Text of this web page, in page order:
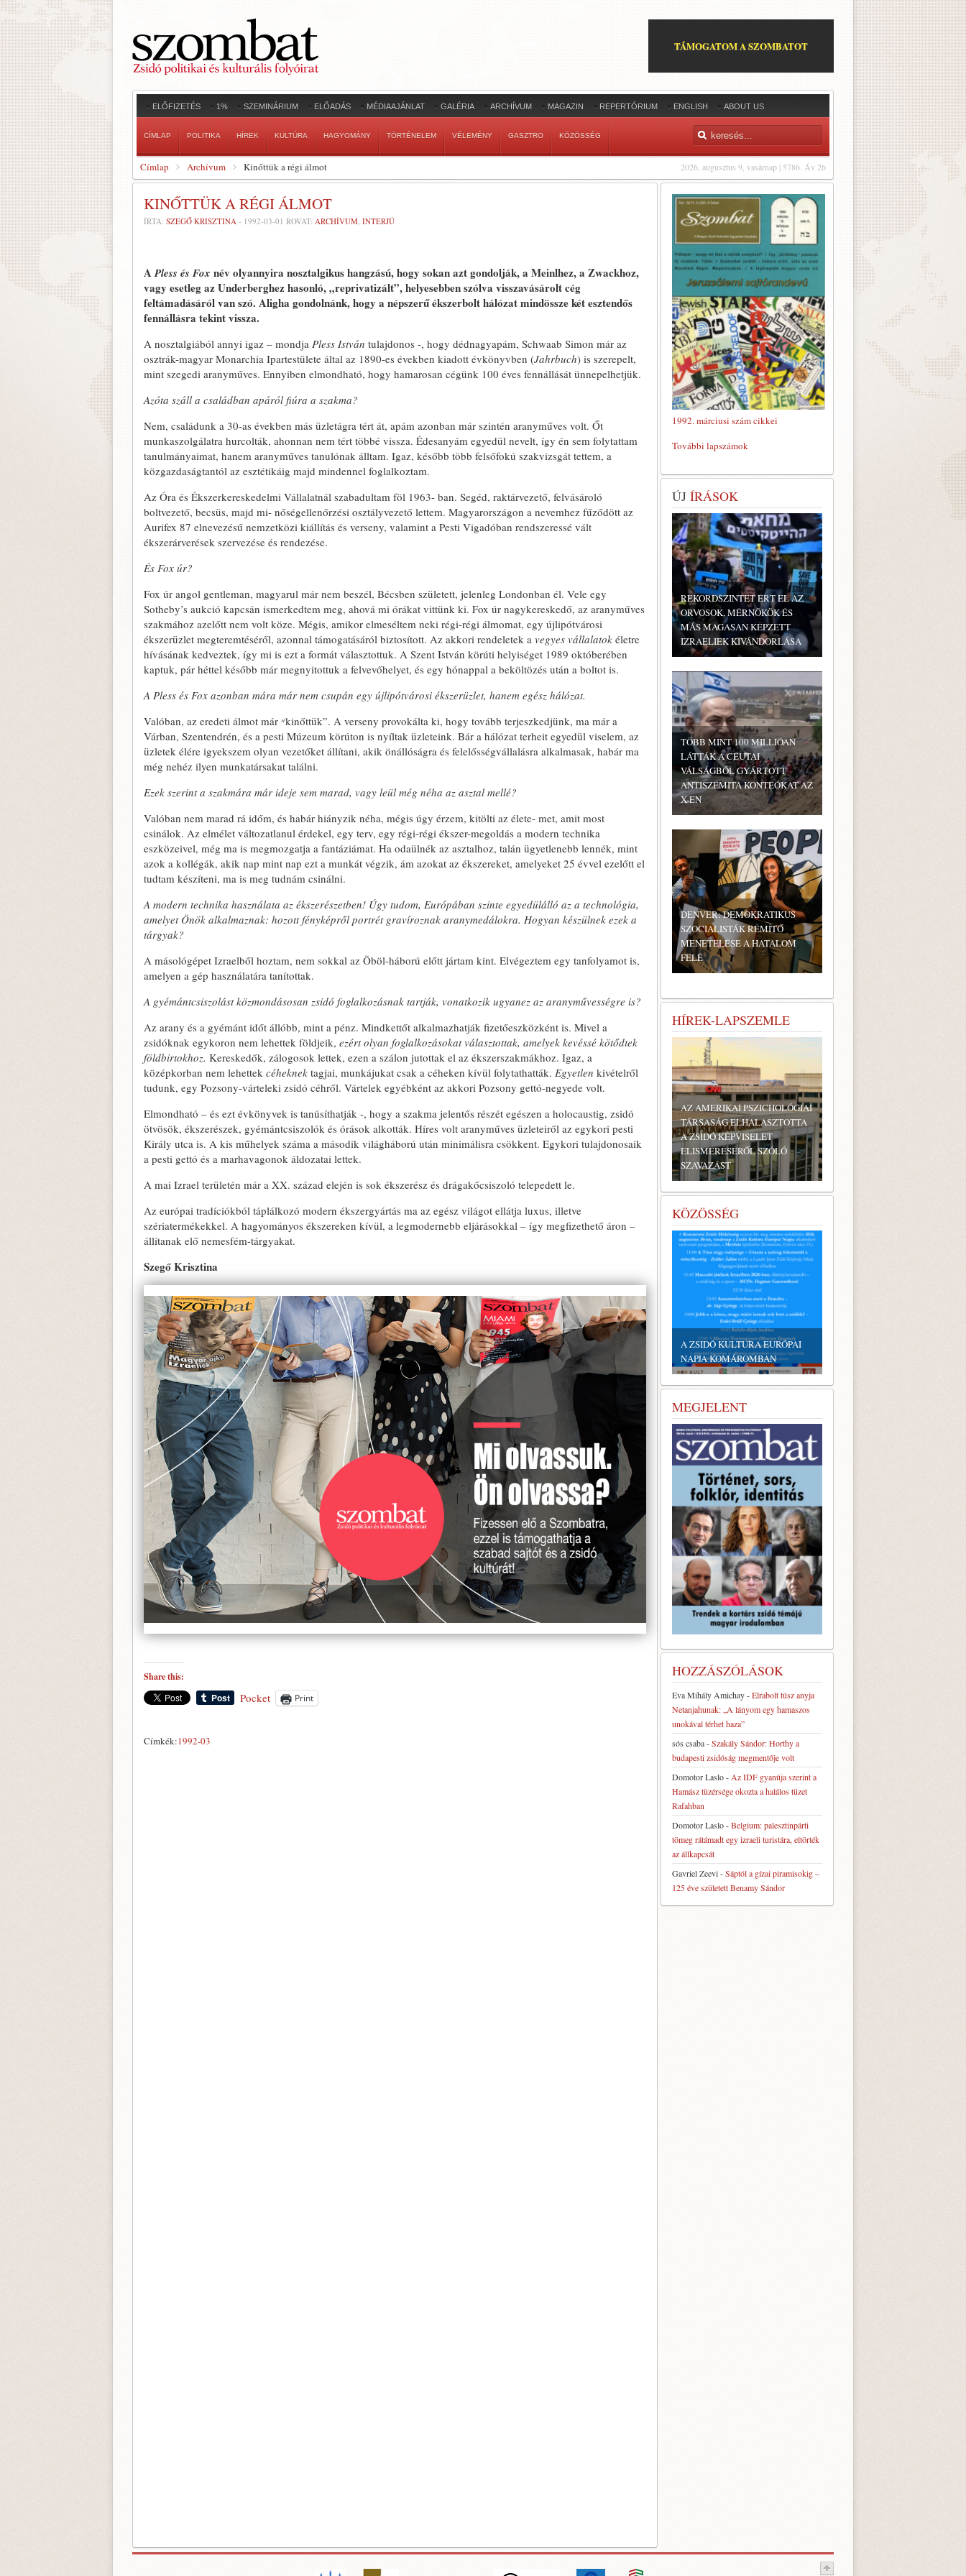
TÁMOGATOM A SZOMBATOT
ELŐFIZETÉS 1% SZEMINÁRIUM ELŐADÁS MÉDIAAJÁNLAT GALÉRIA ARCHÍVUM MAGAZIN REPERTÓRIUM ENGLISH ABOUT US
CÍMLAP POLITIKA HÍREK KULTÚRA HAGYOMÁNY TÖRTÉNELEM VÉLEMÉNY GASZTRO KÖZÖSSÉG
2026. augusztus 9, vasárnap | 5786. Áv 26
Címlap Archívum Kinőttük a régi álmot
KINŐTTÜK A RÉGI ÁLMOT
ÍRTA: SZEGŐ KRISZTINA - 1992-03-01 ROVAT: ARCHÍVUM, INTERJÚ
APless és Fox név olyannyira nosztalgikus hangzású, hogy sokan azt gondolják, a Meinlhez, a Zwackhoz,
vagy esetleg az Underberghez hasonló, „reprivatizált”, helyesebben szólva visszavásárolt cég
feltámadásáról van szó. Aligha gondolnánk, hogy a népszerű ékszerbolt hálózat mindössze két esztendős
fennállásra tekint vissza.
A nosztalgiából annyi igaz – mondja Pless István tulajdonos -, hogy dédnagyapám, Schwaab Simon már az
osztrák-magyar Monarchia Ipartestülete által az 1890-es években kiadott évkönyvben (Jahrbuch) is szerepelt,
mint szegedi aranyműves. Ennyiben elmondható, hogy hamarosan cégünk 100 éves fennállását ünnepelhetjük.
Azóta száll a családban apáról fiúra a szakma?
Nem, családunk a 30-as években más üzletágra tért át, apám azonban már szintén aranyműves volt. Őt
munkaszolgálatra hurcolták, ahonnan nem tért többé vissza. Édesanyám egyedül nevelt, így én sem folytattam
tanulmányaimat, hanem aranyműves tanulónak álltam. Igaz, később több felsőfokú szakvizsgát tettem, a
közgazdaságtantól az esztétikáig majd mindennel foglalkoztam.
Az Óra és Ékszerkereskedelmi Vállalatnál szabadultam föl 1963- ban. Segéd, raktárvezető, felvásároló
boltvezető, becsüs, majd mi- nőségellenőrzési osztályvezető lettem. Magyarországon a nevemhez fűződött az
Aurifex 87 elnevezésű nemzetközi kiállítás és verseny, valamint a Pesti Vigadóban rendszeressé vált
ékszerárverések szervezése és rendezése.
És Fox úr?
Fox úr angol gentleman, magyarul már nem beszél, Bécsben született, jelenleg Londonban él. Vele egy
Sotheby’s aukció kapcsán ismerkedtem meg, ahová mi órákat vittünk ki. Fox úr nagykereskedő, az aranyműves
szakmához azelőtt nem volt köze. Mégis, amikor elmeséltem neki régi-régi álmomat, egy újlipótvárosi
ékszerüzlet megteremtéséről, azonnal támogatásáról biztosított. Az akkori rendeletek a vegyes vállalatok életre
hívásának kedveztek, így mi is ezt a formát választottuk. A Szent István körúti helyiséget 1989 októberében
kaptuk, pár héttel később már megnyitottuk a felvevőhelyet, és egy hónappal a beköltözés után a boltot is.
A Pless és Fox azonban mára már nem csupán egy újlipótvárosi ékszerüzlet, hanem egész hálózat.
Valóban, az eredeti álmot már ״kinőttük”. A verseny provokálta ki, hogy tovább terjeszkedjünk, ma már a
Várban, Szentendrén, és a pesti Múzeum körúton is nyíltak üzleteink. Bár a hálózat terheit egyedül viselem, az
üzletek élére igyekszem olyan vezetőket állítani, akik önállóságra és felelősségvállalásra alkalmasak, habár ma
még nehéz ilyen munkatársakat találni.
Ezek szerint a szakmára már ideje sem marad, vagy leül még néha az asztal mellé?
Valóban nem marad rá időm, és habár hiányzik néha, mégis úgy érzem, kitölti az élete- met, amit most
csinálok. Az elmélet változatlanul érdekel, egy terv, egy régi-régi ékszer-megoldás a modern technika
eszközeivel, még ma is megmozgatja a fantáziámat. Ha odaülnék az asztalhoz, talán ügyetlenebb lennék, mint
azok a kollégák, akik nap mint nap ezt a munkát végzik, ám azokat az ékszereket, amelyeket 25 évvel ezelőtt el
tudtam készíteni, ma is meg tudnám csinálni.
A modern technika használata az ékszerészetben! Úgy tudom, Európában szinte egyedülálló az a technológia,
amelyet Önök alkalmaznak: hozott fényképről portrét gravíroznak aranymedálokra. Hogyan készülnek ezek a
tárgyak?
A másológépet Izraelből hoztam, nem sokkal az Öböl-háború előtt jártam kint. Elvégeztem egy tanfolyamot is,
amelyen a gép használatára tanítottak.
A gyémántcsiszolást közmondásosan zsidó foglalkozásnak tartják, vonatkozik ugyanez az aranyművességre is?
Az arany és a gyémánt időt állóbb, mint a pénz. Mindkettőt alkalmazhatják fizetőeszközként is. Mivel a
zsidóknak egykoron nem lehettek földjeik, ezért olyan foglalkozásokat választottak, amelyek kevéssé kötődtek
földbirtokhoz. Kereskedők, zálogosok lettek, ezen a szálon jutottak el az ékszerszakmákhoz. Igaz, a
középkorban nem lehettek céheknek tagjai, munkájukat csak a céheken kívül folytathatták. Egyetlen kivételről
tudunk, egy Pozsony-várteleki zsidó céhről. Vártelek egyébként az akkori Pozsony gettó-negyede volt.
Elmondható – és ezt évkönyvek is tanúsíthatják -, hogy a szakma jelentős részét egészen a holocaustig, zsidó
ötvösök, ékszerészek, gyémántcsiszolók és órások alkották. Híres volt aranyműves üzleteiről az egykori pesti
Király utca is. A kis műhelyek száma a második világháború után minimálisra csökkent. Egykori tulajdonosaik
a pesti gettó és a marhavagonok áldozatai lettek.
A mai Izrael területén már a XX. század elején is sok ékszerész és drágakőcsiszoló telepedett le.
Az európai tradíciókból táplálkozó modern ékszergyártás ma az egész világot ellátja luxus, illetve
szériatermékekkel. A hagyományos ékszereken kívül, a legmo­dernebb eljárásokkal – így megfizethető áron –
állítanak elő nemesfém-tárgyakat.
Szegő Krisztina
Share this:
Pocket Print
Címkék:1992-03
1992. márciusi szám cikkei
További lapszámok
ÚJ ÍRÁSOK
REKORDSZINTET ÉRT EL AZ
ORVOSOK, MÉRNÖKÖK ÉS
MÁS MAGASAN KÉPZETT
IZRAELIEK KIVÁNDORLÁSA
TÖBB MINT 100 MILLIÓAN
LÁTTÁK A CEUTAI
VÁLSÁGBÓL GYÁRTOTT
ANTISZEMITA KONTEÓKAT AZ
X-EN
DENVER: DEMOKRATIKUS
SZOCIALISTÁK RÉMÍTŐ
MENETELÉSE A HATALOM
FELÉ
HÍREK-LAPSZEMLE
AZ AMERIKAI PSZICHOLÓGIAI
TÁRSASÁG ELHALASZTOTTA
A ZSIDÓ KÉPVISELET
ELISMERÉSÉRŐL SZÓLÓ
SZAVAZÁST
KÖZÖSSÉG
A ZSIDÓ KULTÚRA EURÓPAI
NAPJA KOMÁROMBAN
MEGJELENT
HOZZÁSZÓLÁSOK
Eva Mihály Amichay-Elrabolt túsz anyja
Netanjahunak: „A lányom egy hamaszos
unokával térhet haza”
sós csaba-Szakály Sándor: Horthy a
budapesti zsidóság megmentője volt
Domotor Laslo- Az IDF gyanúja szerint a
Hamász tüzérsége okozta a halálos tüzet
Rafahban
Domotor Laslo-Belgium: palesztinpárti
tömeg rátámadt egy izraeli turistára, eltörték
az állkapcsát
Gavriel Zeevi-Sáptól a gízai piramisokig –
125 éve született Benamy Sándor